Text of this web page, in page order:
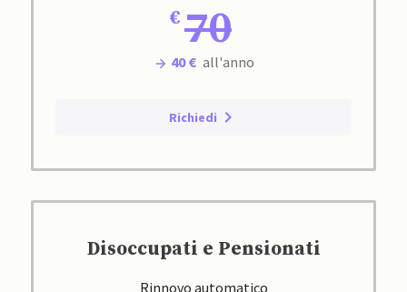
70
40 € all'anno
Richiedi
Disoccupati e Pensionati
Rinnovo automatico